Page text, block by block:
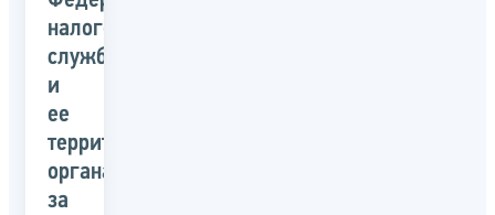
налоговой
службой
и
ее
территориальными
органами
за